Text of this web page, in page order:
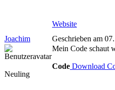
Website
Joachim
Geschrieben am
Neuling
Mein Code schaut
Code Download